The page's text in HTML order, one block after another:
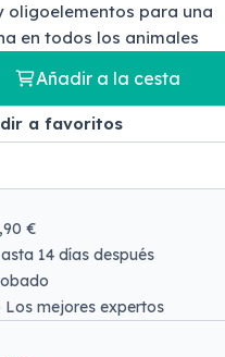
oligoelementos para una
en todos los animales
Añadir a la cesta
a favoritos
€
14 días después
Los mejores expertos